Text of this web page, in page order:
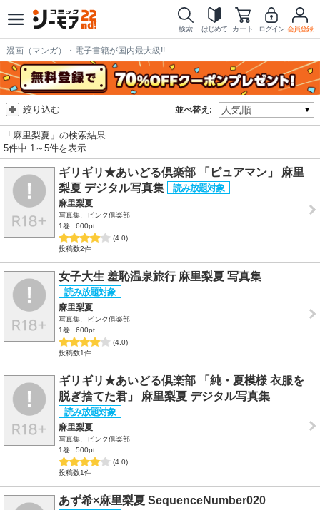
検索 はじめて カート ログイン 会員登録
漫画（マンガ）・電子書籍が国内最大級!!
並べ替え:
絞り込む
「麻里梨夏」の検索結果
5件中 1～5件を表示
ギリギリ★あいどる倶楽部 「ピュアマン」 麻里
梨夏 デジタル写真集
麻里梨夏
写真集、ピンク倶楽部
1巻
600pt
(4.0)
投稿数2件
女子大生 羞恥温泉旅行 麻里梨夏 写真集
麻里梨夏
写真集、ピンク倶楽部
1巻
600pt
(4.0)
投稿数1件
ギリギリ★あいどる倶楽部 「純・夏模様 衣服を
脱ぎ捨てた君」 麻里梨夏 デジタル写真集
麻里梨夏
写真集、ピンク倶楽部
1巻
500pt
(4.0)
投稿数1件
あず希×麻里梨夏 SequenceNumber020